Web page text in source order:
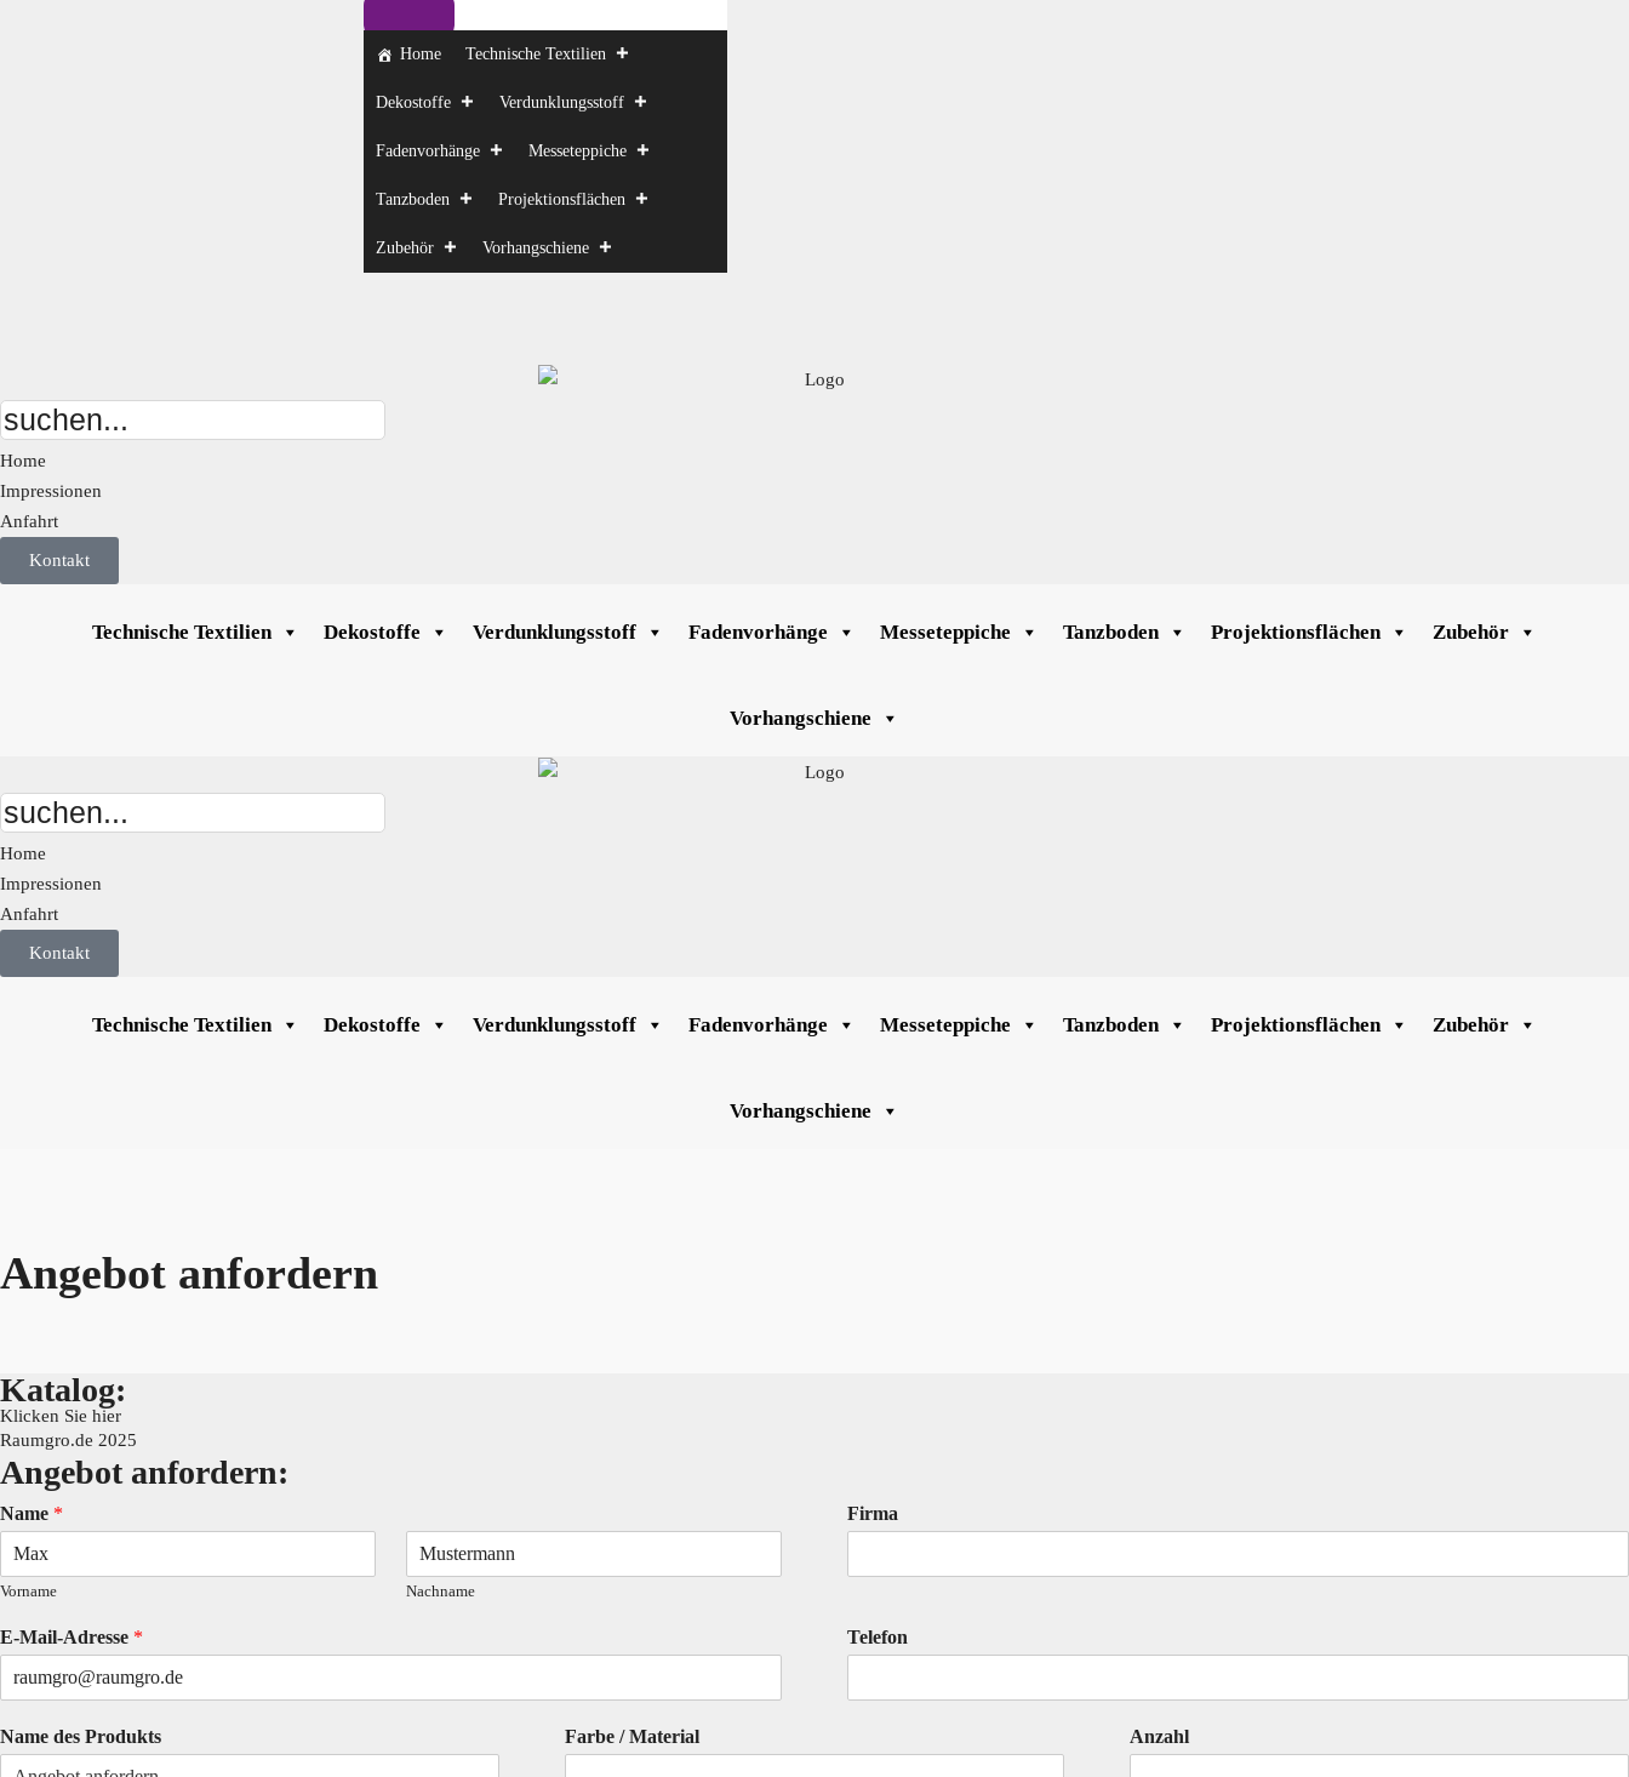
Home Technische Textilien
Dekostoffe Verdunklungsstoff
Fadenvorhänge Messeteppiche
Tanzboden Projektionsflächen
Zubehör Vorhangschiene
Home
Impressionen
Anfahrt
Kontakt
Technische Textilien Dekostoffe Verdunklungsstoff Fadenvorhänge Messeteppiche Tanzboden Projektionsflächen Zubehör
Vorhangschiene
Home
Impressionen
Anfahrt
Kontakt
Technische Textilien Dekostoffe Verdunklungsstoff Fadenvorhänge Messeteppiche Tanzboden Projektionsflächen Zubehör
Vorhangschiene
Angebot anfordern
Katalog:
Klicken Sie hier
Raumgro.de 2025
Angebot anfordern:
Name *
Vorname Nachname
Firma
E-Mail-Adresse * Telefon
Name des Produkts Farbe / Material Anzahl